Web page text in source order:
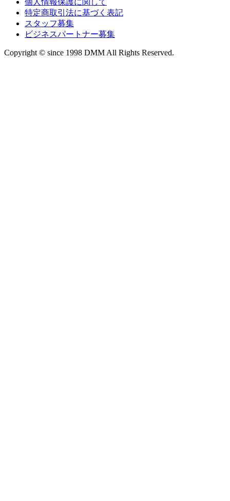
個人情報保護に関して
特定商取引法に基づく表記
スタッフ募集
ビジネスパートナー募集
Copyright © since 1998 DMM All Rights Reserved.